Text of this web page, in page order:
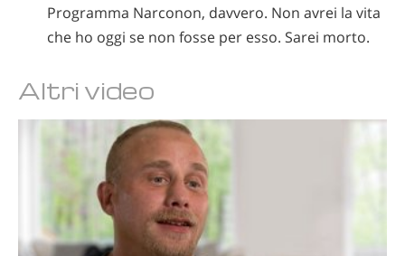
Programma Narconon, davvero. Non avrei la vita
che ho oggi se non fosse per esso. Sarei morto.
Altri video